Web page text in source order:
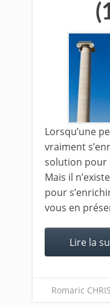
Lorsqu’une
vraiment
solution pour
Mais il
pour
vous en
Lire la
Romaric